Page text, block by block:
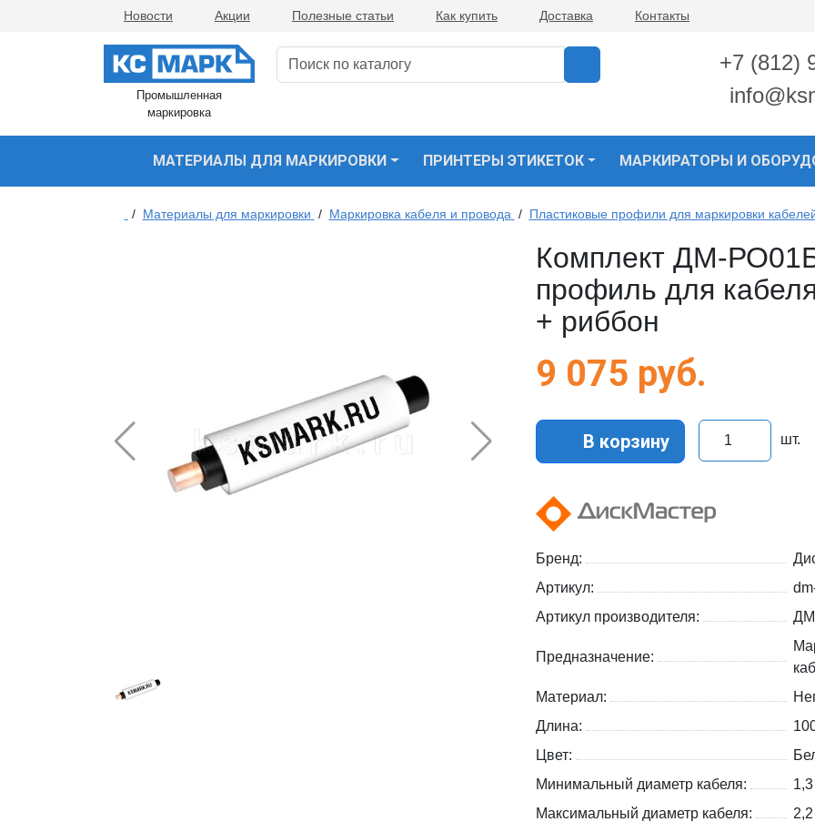
Новости Акции Полезные статьи Как купить Доставка Контакты
Промышленная
маркировка
+7 (812)
МАТЕРИАЛЫ ДЛЯ МАРКИРОВКИ ПРИНТЕРЫ ЭТИКЕТОК МАРКИРАТОРЫ И
/ Материалы для маркировки / Маркировка кабеля и провода / Пластиковые профили для маркировки
Комплект ДМ-
профиль для
+ риббон
9 075 руб.
В корзину шт.
Бренд:
Артикул:
Артикул производителя:
Предназначение:
Материал:
Длина:
Цвет:
Минимальный диаметр кабеля:
Максимальный диаметр кабеля: